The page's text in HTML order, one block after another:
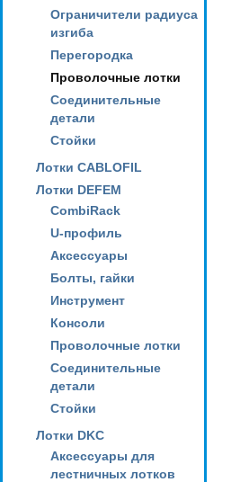
Ограничители радиуса
изгиба
Перегородка
Проволочные лотки
Соединительные
детали
Стойки
Лотки CABLOFIL
Лотки DEFEM
CombiRack
U-профиль
Аксессуары
Болты, гайки
Инструмент
Консоли
Проволочные лотки
Соединительные
детали
Стойки
Лотки DKC
Аксессуары для
лестничных лотков